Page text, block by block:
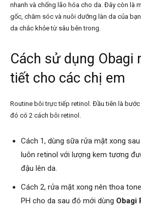
nhanh và chống lão hóa cho da. Đây còn là
gốc, chăm sóc và nuôi dưỡng làn da của
da chắc khỏe từ sâu bên trong.
Cách sử dụng Obagi
tiết cho các chị em
Routine bôi trực tiếp retinol. Đầu tiên là
đó có 2 cách bôi retinol.
Cách 1, dùng sữa rửa mặt xong
luôn retinol với lượng kem tương
đậu lên da.
Cách 2, rửa mặt xong nên thoa
PH cho da sau đó mới dùng Obagi